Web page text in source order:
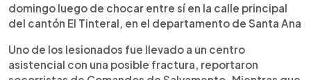
domingo luego de chocar entre sí en la calle principal
del cantón El Tinteral, en el departamento de Santa Ana
Uno de los lesionados fue llevado a un centro
asistencial con una posible fractura, reportaron